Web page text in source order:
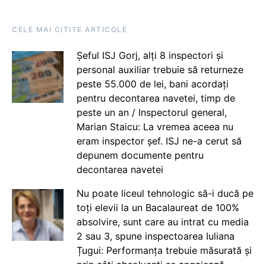
CELE MAI CITITE ARTICOLE
Șeful ISJ Gorj, alți 8 inspectori și
personal auxiliar trebuie să returneze
peste 55.000 de lei, bani acordați
pentru decontarea navetei, timp de
peste un an / Inspectorul general,
Marian Staicu: La vremea aceea nu
eram inspector șef. ISJ ne-a cerut să
depunem documente pentru
decontarea navetei
Nu poate liceul tehnologic să-i ducă pe
toți elevii la un Bacalaureat de 100%
absolvire, sunt care au intrat cu media
2 sau 3, spune inspectoarea Iuliana
Țugui: Performanța trebuie măsurată și